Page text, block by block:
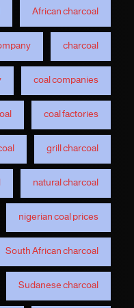
African charcoal
charcoal
coal companies
coal factories
grill charcoal
natural charcoal
nigerian coal prices
South African charcoal
Sudanese charcoal